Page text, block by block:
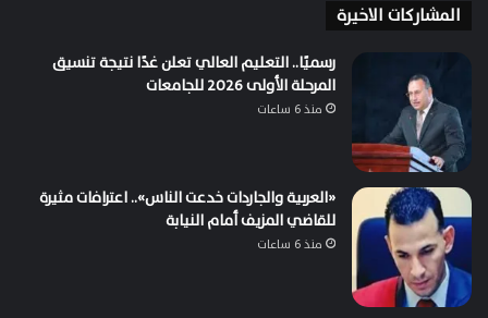
المشاركات الاخيرة
رسميًا.. التعليم العالي تعلن غدًا نتيجة تنسيق
المرحلة الأولى 2026 للجامعات
منذ 6 ساعات
«العربية والجاردات خدعت الناس».. اعترافات مثيرة
للقاضي المزيف أمام النيابة
منذ 6 ساعات